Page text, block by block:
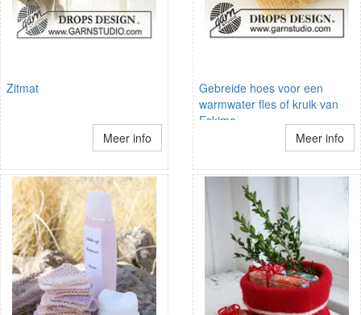
Zitmat
Meer info
Gebreide hoes voor een
warmwater fles of kruik van
Eskimo.
Meer info